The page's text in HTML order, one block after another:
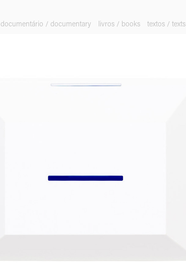
documentário / documentary livros / books textos / texts